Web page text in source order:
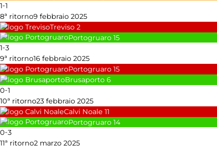
1-1
8ª ritorno9 febbraio 2025
Treviso 2
Portogruaro 15
1-3
9ª ritorno16 febbraio 2025
Portogruaro 15
Brusaporto 6
0-1
10ª ritorno23 febbraio 2025
Calvi Noale 11
Portogruaro 14
0-3
11ª ritorno2 marzo 2025